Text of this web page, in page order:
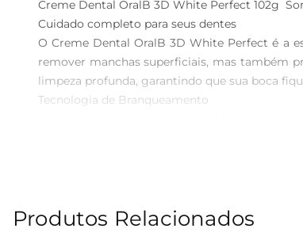
Creme Dental OralB 3D White Perfect 102g
Cuidado completo para seus dentes
O Creme Dental OralB 3D White Perfect é a
remover manchas superficiais, mas também
limpeza profunda, garantindo que sua boca
Tecnologia de Branqueamento
Sua fórmula contém ingredientes que
refrescada, contribuindo para uma higiene
Produtos Relacionados